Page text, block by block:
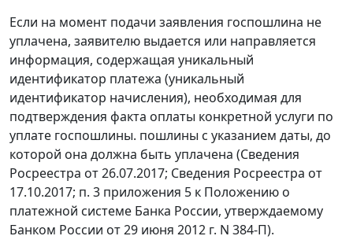
Если на момент подачи заявления госпошлина не
уплачена, заявителю выдается или направляется
информация, содержащая уникальный
идентификатор платежа (уникальный
идентификатор начисления), необходимая для
подтверждения факта оплаты конкретной услуги по
уплате госпошлины. пошлины с указанием даты, до
которой она должна быть уплачена (Сведения
Росреестра от 26.07.2017; Сведения Росреестра от
17.10.2017; п. 3 приложения 5 к Положению о
платежной системе Банка России, утверждаемому
Банком России от 29 июня 2012 г. N 384-П).